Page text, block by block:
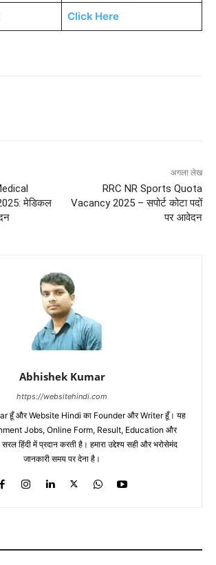
Click Here
मेडिकल
अगला लेख
RRC NR Sports Quota
Vacancy 2025 – सपोर्ट कोटा पदों
पर आवेदन
Abhishek Kumar
https://websitehindi.com
हूँ और Website Hindi का Founder और Writer हूँ। यह
Jobs, Online Form, Result, Education और
हिंदी में प्रदान करती है। हमारा उद्देश्य सही और भरोसेमंद
जानकारी समय पर देना है।